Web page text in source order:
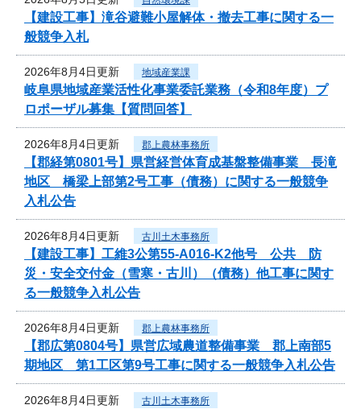
【建設工事】滝谷避難小屋解体・撤去工事に関する一
般競争入札
2026年8月4日更新 地域産業課
岐阜県地域産業活性化事業委託業務（令和8年度）プ
ロポーザル募集【質問回答】
2026年8月4日更新 郡上農林事務所
【郡経第0801号】県営経営体育成基盤整備事業 長滝
地区 橋梁上部第2号工事（債務）に関する一般競争
入札公告
2026年8月4日更新 古川土木事務所
【建設工事】工維3公第55-A016-K2他号 公共 防
災・安全交付金（雪寒・古川）（債務）他工事に関す
る一般競争入札公告
2026年8月4日更新 郡上農林事務所
【郡広第0804号】県営広域農道整備事業 郡上南部5
期地区 第1工区第9号工事に関する一般競争入札公告
2026年8月4日更新 古川土木事務所